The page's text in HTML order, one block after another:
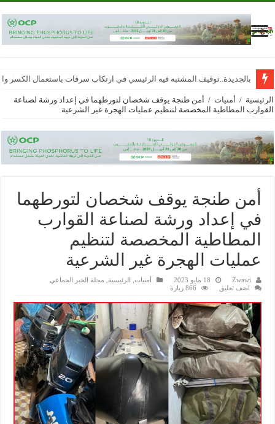
بالجديدة..توقيف المشتبه فيه الرئيسي في ارتكاب سرقات باستعمال الكسر
الرئيسية / أمنيات / أمن طنجة يوقف شخصان لتورطهما في إعداد ورشة لصناعة
القوارب المطاطية المخصصة لتنظيم عمليات الهجرة غير الشرعية
أمن طنجة يوقف شخصان لتورطهما
في إعداد ورشة لصناعة القوارب
المطاطية المخصصة لتنظيم
عمليات الهجرة غير الشرعية
Zwawi 18 مايو 2023 أمنيات الرئيسية
مجلة الخبر الجماعي
اضف تعليق
866 زيارة